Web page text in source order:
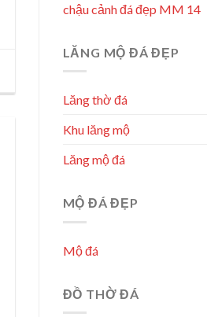
chậu cảnh đá đẹp MM 14
LĂNG MỘ ĐÁ ĐẸP
Lăng thờ đá
Khu lăng mộ
Lăng mộ đá
MỘ ĐÁ ĐẸP
Mộ đá
ĐỒ THỜ ĐÁ